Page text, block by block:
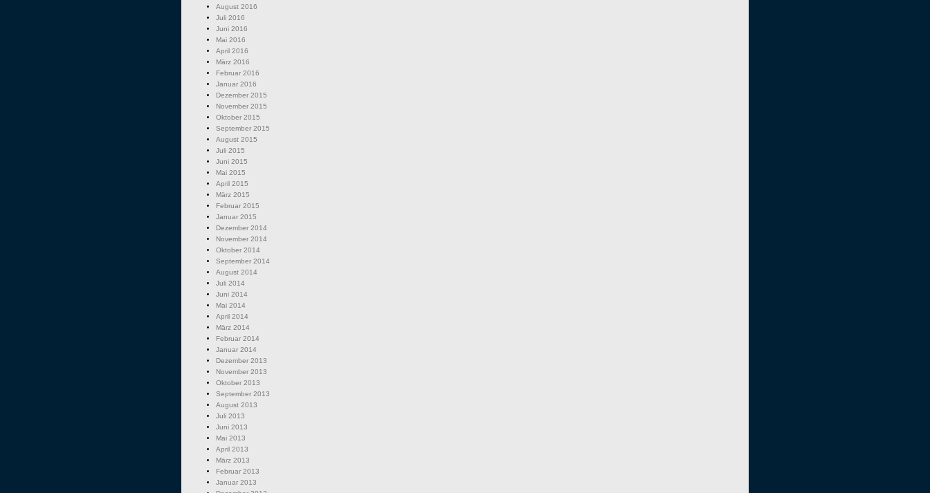
August 2016
Juli 2016
Juni 2016
Mai 2016
April 2016
März 2016
Februar 2016
Januar 2016
Dezember 2015
November 2015
Oktober 2015
September 2015
August 2015
Juli 2015
Juni 2015
Mai 2015
April 2015
März 2015
Februar 2015
Januar 2015
Dezember 2014
November 2014
Oktober 2014
September 2014
August 2014
Juli 2014
Juni 2014
Mai 2014
April 2014
März 2014
Februar 2014
Januar 2014
Dezember 2013
November 2013
Oktober 2013
September 2013
August 2013
Juli 2013
Juni 2013
Mai 2013
April 2013
März 2013
Februar 2013
Januar 2013